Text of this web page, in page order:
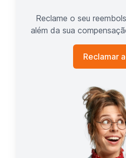
Reclame o seu
além da sua
Reclamar